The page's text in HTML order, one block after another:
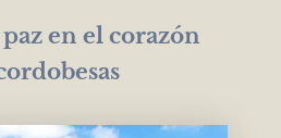
en el corazón